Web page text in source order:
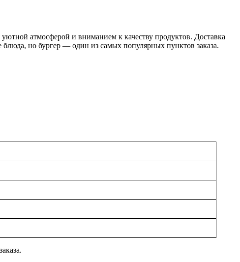
атмосферой и вниманием к качеству продуктов. Доставка
но бургер — один из самых популярных пунктов заказа.